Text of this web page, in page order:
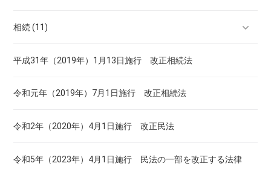
大府市の遺言書作成・公正証書遺言
大府市｜法定遺言事項と付言事項
大府市｜遺贈と死因贈与
大府市｜「相続させる」と「遺贈する」の違い
大府市｜負担付き遺贈と条件付き遺贈
相続 (11)
大府市の相続手続き
大府市の相続戸籍収集
大府市の法定相続情報証明制度
大府市の相続登記
平成31年（2019年）1月13日施行 改正相続法
令和元年（2019年）7月1日施行 改正相続法
令和2年（2020年）4月1日施行 改正民法
令和5年（2023年）4月1日施行 民法の一部を改正する法律